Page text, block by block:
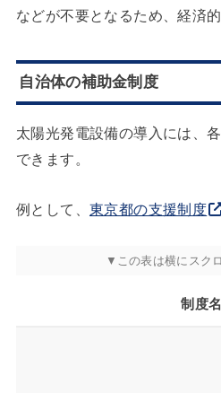
などが不要となるため、経済
自治体の補助金制度
太陽光発電設備の導入には、
できます。
例として、 東京都の支援制度
制度